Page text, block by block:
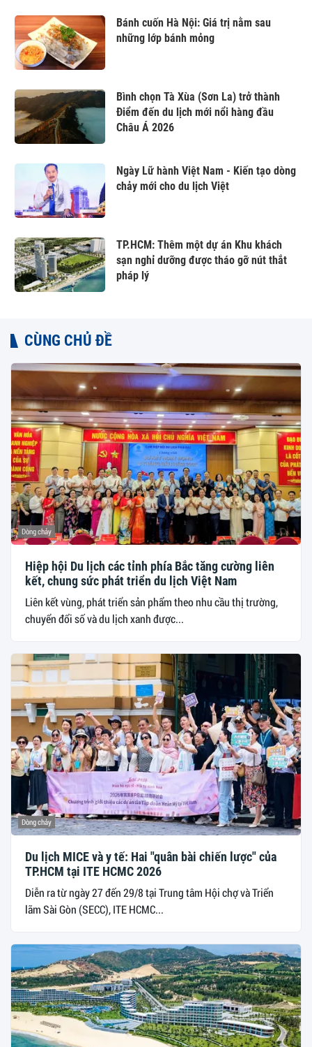
Bánh cuốn Hà Nội: Giá trị nằm sau
những lớp bánh mỏng
Bình chọn Tà Xùa (Sơn La) trở thành
Điểm đến du lịch mới nổi hàng đầu
Châu Á 2026
Ngày Lữ hành Việt Nam - Kiến tạo dòng
chảy mới cho du lịch Việt
TP.HCM: Thêm một dự án Khu khách
sạn nghỉ dưỡng được tháo gỡ nút thắt
pháp lý
CÙNG CHỦ ĐỀ
Dòng chảy
Hiệp hội Du lịch các tỉnh phía Bắc tăng cường liên
kết, chung sức phát triển du lịch Việt Nam
Liên kết vùng, phát triển sản phẩm theo nhu cầu thị trường,
chuyển đổi số và du lịch xanh được...
Dòng chảy
Du lịch MICE và y tế: Hai "quân bài chiến lược" của
TP.HCM tại ITE HCMC 2026
Diễn ra từ ngày 27 đến 29/8 tại Trung tâm Hội chợ và Triển
lãm Sài Gòn (SECC), ITE HCMC...